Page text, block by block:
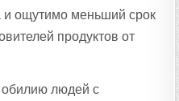
и ощутимо меньший срок
продуктов от
обилию людей с